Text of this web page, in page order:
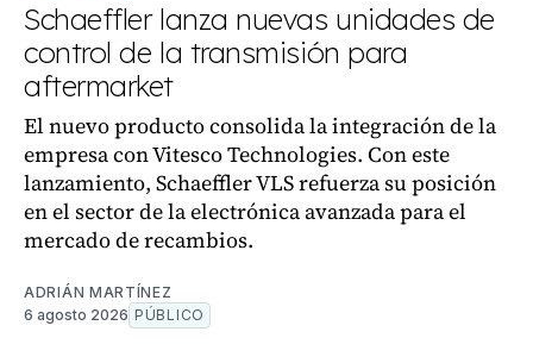
Schaeffler lanza nuevas unidades de
control de la transmisión para
aftermarket
El nuevo producto consolida la integración de la
empresa con Vitesco Technologies. Con este
lanzamiento, Schaeffler VLS refuerza su posición
en el sector de la electrónica avanzada para el
mercado de recambios.
ADRIÁN MARTÍNEZ
6 agosto 2026 PÚBLICO